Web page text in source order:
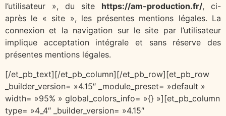
l’utilisateur », du site https://am-production.fr/, ci-
après le « site », les présentes mentions légales. La
connexion et la navigation sur le site par l’utilisateur
implique acceptation intégrale et sans réserve des
présentes mentions légales.
[/et_pb_text][/et_pb_column][/et_pb_row][et_pb_row
_builder_version= »4.15″ _module_preset= »default »
width= »95% » global_colors_info= »{} »][et_pb_column
type= »4_4″ _builder_version= »4.15″